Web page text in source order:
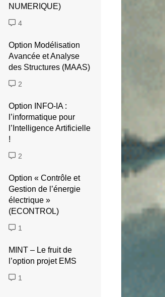
NUMERIQUE)
4
Option Modélisation
Avancée et Analyse
des Structures (MAAS)
2
Option INFO-IA :
l’informatique pour
l’Intelligence Artificielle
!
2
Option « Contrôle et
Gestion de l’énergie
électrique »
(ECONTROL)
1
MINT – Le fruit de
l’option projet EMS
1